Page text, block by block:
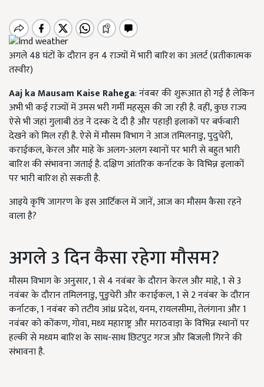
अगले 48 घंटों के दौरान इन 4 राज्यों में भारी बारिश का अलर्ट (प्रतीकात्मक
तस्वीर)
Aaj ka Mausam Kaise Rahega: नंवबर की शुरूआत हो गई है लेकिन
अभी भी कई राज्यों में उमस भरी गर्मी महसूस की जा रही है. वहीं, कुछ राज्य
ऐसे भी जहां गुलाबी ठंड ने दस्क दे दी है और पहाड़ी इलाकों पर बर्फबारी
देखने को मिल रही है. ऐसे में मौसम विभाग ने आज तमिलनाडु, पुदुचेरी,
कराईकल, केरल और माहे के अलग-अलग स्थानों पर भारी से बहुत भारी
बारिश की संभावना जताई है. दक्षिण आंतरिक कर्नाटक के विभिन्न इलाकों
पर भारी बारिश हो सकती है.
आइये कृषि जागरण के इस आर्टिकल में जानें, आज का मौसम कैसा रहने
वाला है?
अगले 3 दिन कैसा रहेगा मौसम?
मौसम विभाग के अनुसार, 1 से 4 नवंबर के दौरान केरल और माहे, 1 से 3
नवंबर के दौरान तमिलनाडु, पुडुचेरी और कराईकल, 1 से 2 नवंबर के दौरान
कर्नाटक, 1 नवंबर को तटीय आंध्र प्रदेश, यनम, रायलसीमा, तेलंगाना और 1
नवंबर को कोंकण, गोवा, मध्य महाराष्ट्र और मराठवाड़ा के विभिन्न स्थानों पर
हल्की से मध्यम बारिश के साथ-साथ छिटपुट गरज और बिजली गिरने की
संभावना है.